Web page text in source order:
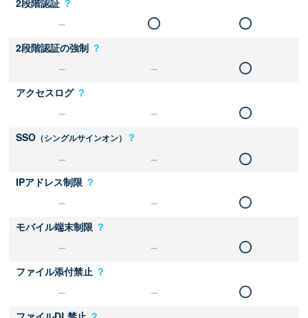
2段階認証 ？
2段階認証の強制 ？
アクセスログ ？
SSO （シングルサインオン） ？
IPアドレス制限 ？
モバイル端末制限 ？
ファイル添付禁止 ？